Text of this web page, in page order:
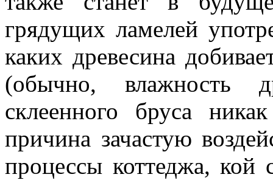
грядущих ламелей
каких древесина
(обычно, влажность
склеенного бруса
причина зачастую
процессы коттеджа, кой